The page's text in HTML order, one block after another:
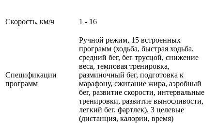
Скорость, км/ч 1 - 16
Спецификации
программ
Ручной режим, 15 встроенных
программ (ходьба, быстрая ходьба,
средний бег, бег трусцой, снижение
веса, темповая тренировка,
разминочный бег, подготовка к
марафону, сжигание жира, аэробный
бег, развитие скорости, интервальные
тренировки, развитие выносливости,
легкий бег, фартлек), 3 целевые
(дистанция, калории, время)